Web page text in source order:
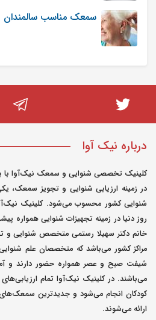
برای درمان کجا مراجعه
ارسال شده در : شنبه 15 دی
گوش چپ
مختلفی باشد. اگر
کرده است، ممکن
سینوزیت، یا
یا داخلی وجود
و حلق و بینی:
گوش و حلق و بینی
سمعک مناسب سالمندان
درباره نیک آوا
کلینیک تخصصی شنوایی و سمعک نیک‌آوا
در زمینه ارزیابی شنوایی و تجویز سمعک،
شنوایی کشور محسوب می‌شود. کلینیک
روز دنیا در زمینه تجهیزات شنوایی همواره
خانم دکتر سهیلا رستمی متخصص شنوایی و
مراکز کشور می‌باشد که متخصصان علم
شیفت صبح و عصر همواره حضور دارند و
می‌باشند. در کلینیک نیک‌آوا تمام
کودکان انجام می‌شود و جدیدترین سمعک‌های
ارائه می‌شوند.